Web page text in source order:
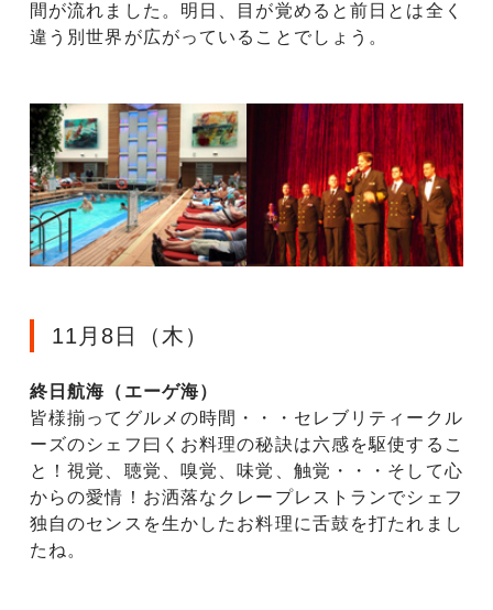
間が流れました。明日、目が覚めると前日とは全く
違う別世界が広がっていることでしょう。
11月8日（木）
終日航海（エーゲ海）
皆様揃ってグルメの時間・・・セレブリティークル
ーズのシェフ曰くお料理の秘訣は六感を駆使するこ
と！視覚、聴覚、嗅覚、味覚、触覚・・・そして心
からの愛情！お洒落なクレープレストランでシェフ
独自のセンスを生かしたお料理に舌鼓を打たれまし
たね。